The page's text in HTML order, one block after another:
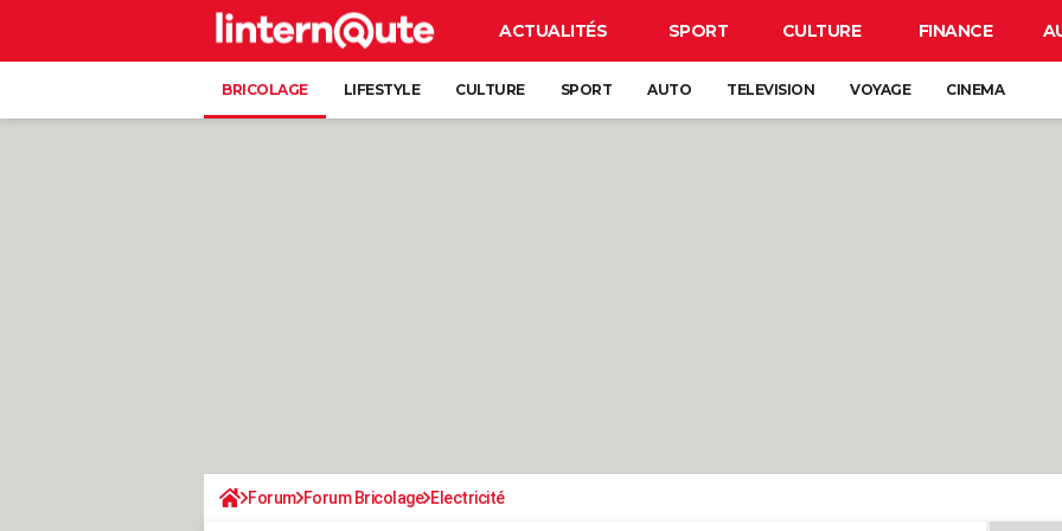
ACTUALITÉS SPORT CULTURE FINANCE
BRICOLAGE LIFESTYLE CULTURE SPORT AUTO TELEVISION VOYAGE CINEMA
Forum Forum Bricolage Electricité